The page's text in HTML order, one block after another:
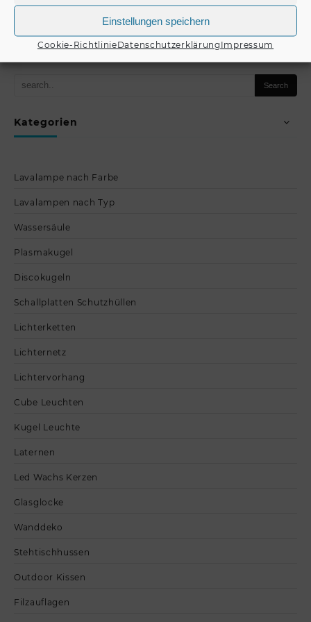
Einstellungen speichern
Cookie-RichtlinieDatenschutzerklärung Impressum
Kategorien
Lavalampe nach Farbe
Lavalampen nach Typ
Wassersäule
Plasmakugel
Discokugeln
Schallplatten Schutzhüllen
Lichterketten
Lichternetz
Lichtervorhang
Cube Leuchten
Kugel Leuchte
Laternen
Led Wachs Kerzen
Glasglocke
Wanddeko
Stehtischhussen
Outdoor Kissen
Filzauflagen